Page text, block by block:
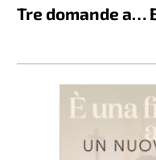
Tre domande a…